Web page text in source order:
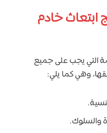
ابتعاث خادم
التي يجب على جميع
وهي كما يلي:
والسلوك.